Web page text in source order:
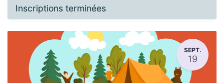
Inscriptions terminées
SEPT.
19